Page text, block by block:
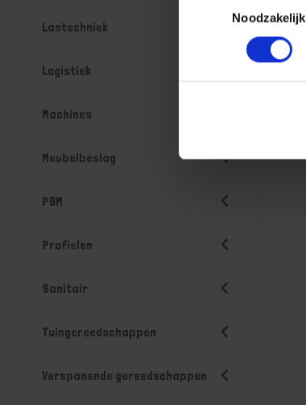
Noodzakelijk
Lastechniek
Logistiek
Machines
Meubelbeslag
PBM
Profielen
Sanitair
Tuingereedschappen
Verspanende gereedschappen